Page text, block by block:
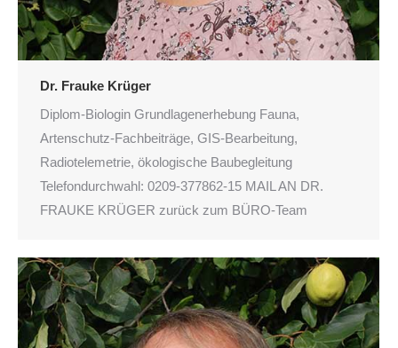
Dr. Frauke Krüger
Diplom-Biologin Grundlagenerhebung Fauna,
Artenschutz-Fachbeiträge, GIS-Bearbeitung,
Radiotelemetrie, ökologische Baubegleitung
Telefondurchwahl: 0209-377862-15 MAIL AN DR.
FRAUKE KRÜGER zurück zum BÜRO-Team